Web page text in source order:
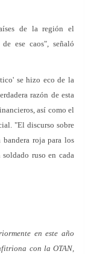
de la región el
ese caos", señaló
se hizo eco de la
razón de esta
así como el
"El discurso sobre
roja para los
ruso en cada
en este año
con la OTAN,